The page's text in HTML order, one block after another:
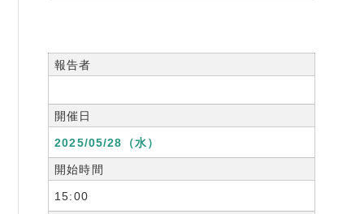
報告者
開催日
2025/05/28（水）
開始時間
15:00